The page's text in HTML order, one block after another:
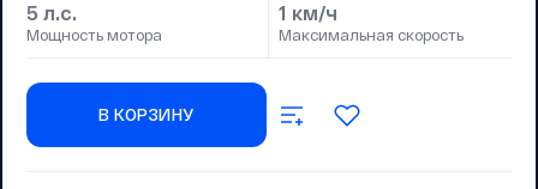
5 л.с.
Мощность мотора
1 км/ч
Максимальная скорость
В КОРЗИНУ